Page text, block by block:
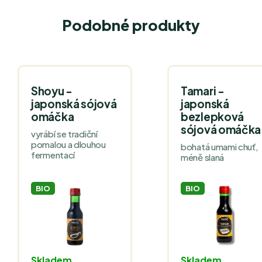
Podobné produkty
Shoyu -
japonská sójová
omáčka
vyrábí se tradiční
pomalou a dlouhou
fermentací
BIO
Tamari -
japonská
bezlepková
sójová omáčka
bohatá umami chuť,
méně slaná
BIO